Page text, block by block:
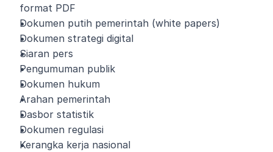
format PDF
Dokumen putih pemerintah (white papers)
Dokumen strategi digital
Siaran pers
Pengumuman publik
Dokumen hukum
Arahan pemerintah
Dasbor statistik
Dokumen regulasi
Kerangka kerja nasional